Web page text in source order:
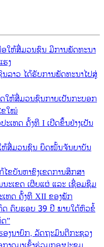
ອໃຫ້ສື່ມວນຊົນ ມີການພັດທະນາ
ງ
ລາວ ໄດ້ຮັບການພັດທະນາໄປສູ່
ໃຫ້ສື່ມວນຊົນກາຍເປັນກະບອກ
ຂໃໝ່
ເທດ ຄັ້ງທີ I ເປີດຂຶ້ນຢ່າງເປັນ
ຫ້ສື່ມວນຊົນ ຍຶດໝັ້ນຈັນຍາບັນ
ຂບັນຫາຂົງເຂດການສຶກສາ
ະເຂດ ເຜີຍແຜ່ ແລະ ເຊື່ອມຊຶມ
ທດ ຄັ້ງທີ XII ຂອງພັກ
ດ ຄົບຮອບ 39 ປີ ພາຍໃຕ້ຫົວຂໍ້
”
ງນາຍົກ, ລັດຖະມົນຕີກະຊວງ